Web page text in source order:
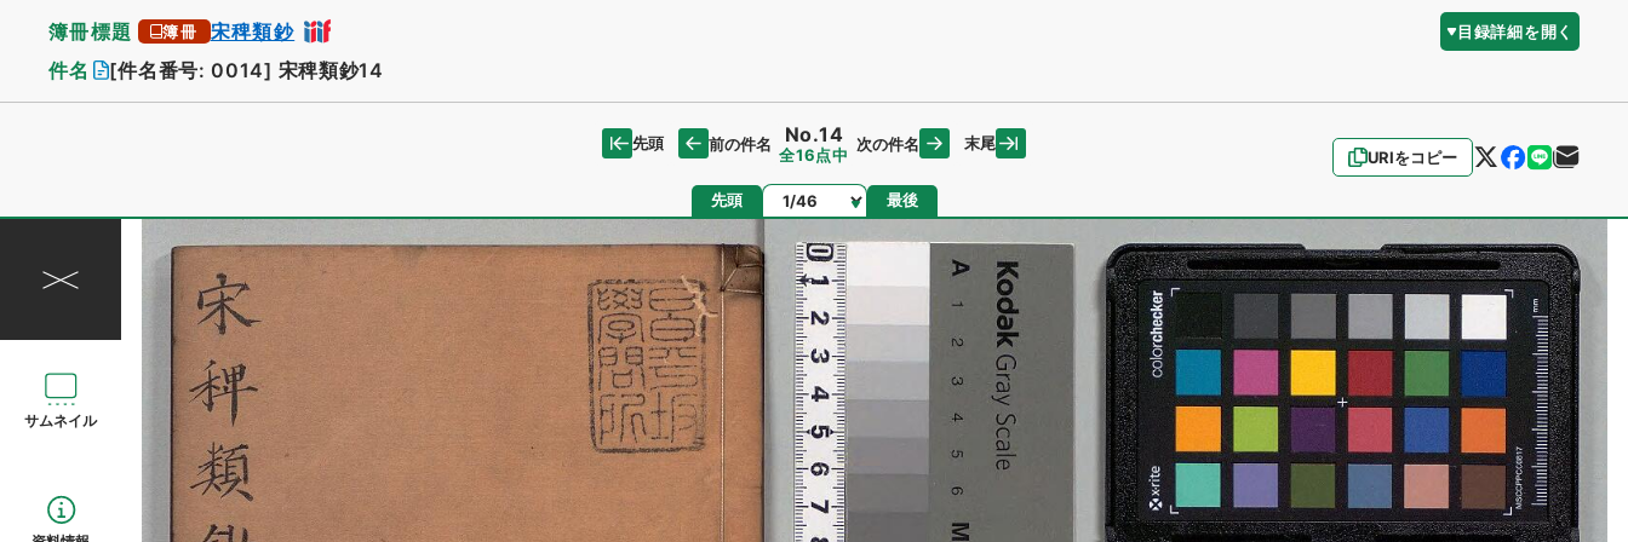
簿冊標題 簿冊 宋稗類鈔 目録詳細を開く
件名 [件名番号: 0014] 宋稗類鈔14
URIをコピー
先頭 前の件名 No.14
全16点中
次の件名 末尾
先頭 ページ 最後
サムネイル